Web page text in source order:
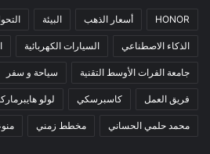
HONOR أسعار الذهب البيئة
الذكاء الاصطناعي السيارات الكهربائية
جامعة الفرات الأوسط التقنية سياحة و سفر
فريق العمل كاسبرسكي لولو
محمد حلمي الحساني مخطط زمني